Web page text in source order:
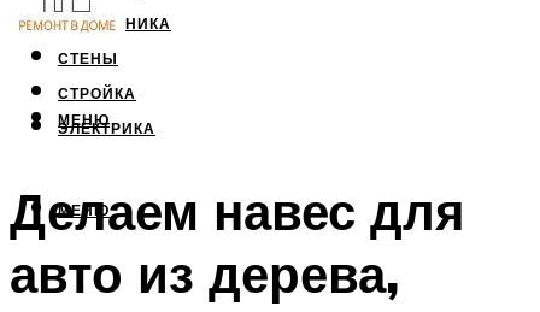
САНТЕХНИКА
СТЕНЫ
СТРОЙКА
ЭЛЕКТРИКА
МЕНЮ
МЕНЮ
Делаем навес для
авто из дерева,